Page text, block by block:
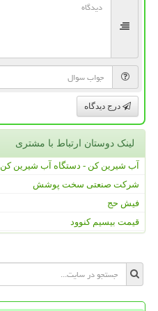
درج دیدگاه
لینک دوستان ارتباط با مشتری
آب شیرین کن - دستگاه آب شیرین کن
شرکت صنعتی سخت پوشش
فیش حج
قیمت بیسیم کنوود